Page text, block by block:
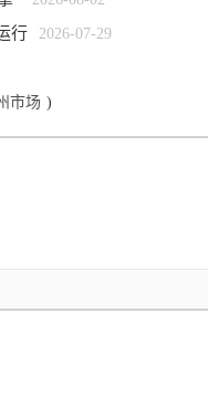
行 2026-07-29
市场 )